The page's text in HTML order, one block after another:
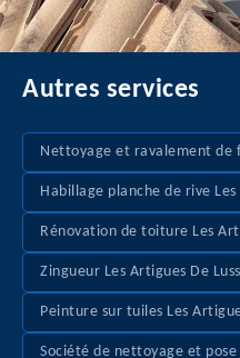
Autres services
Nettoyage et ravalement de
Habillage planche de rive
Rénovation de toiture Les
Zingueur Les Artigues De
Peinture sur tuiles Les
Société de nettoyage et